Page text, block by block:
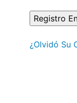
¿Olvidó Su